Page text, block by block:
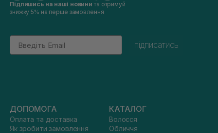
Підпишись на наші новини та отримуй
знижку 5% на перше замовлення
Email
підписатись
ДОПОМОГА
Оплата та доставка
Як зробити замовлення
КАТАЛОГ
Волосся
Обличчя